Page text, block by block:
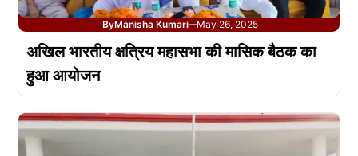
ByManisha Kumari—May 26, 2025
अखिल भारतीय क्षत्रिय महासभा की मासिक बैठक का
हुआ आयोजन